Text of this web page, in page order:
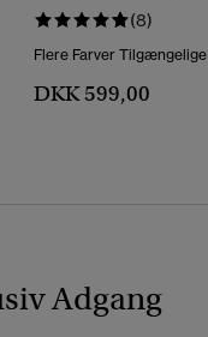
(8)
Flere Farver Tilgængelige
DKK 599,00
Adgang